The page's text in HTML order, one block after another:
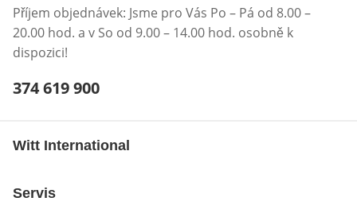
Příjem objednávek: Jsme pro Vás Po – Pá od 8.00 –
20.00 hod. a v So od 9.00 – 14.00 hod. osobně k
dispozici!
Telefonní číslo:
374 619 900
Witt International
Servis